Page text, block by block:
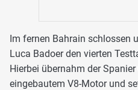
Im fernen Bahrain schlossen
Luca Badoer den vierten
Hierbei übernahm der
eingebautem V8-Motor und